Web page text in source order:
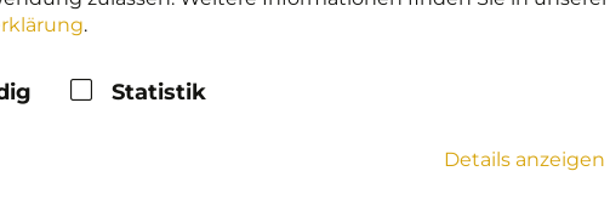
.
Statistik
Details anzeigen